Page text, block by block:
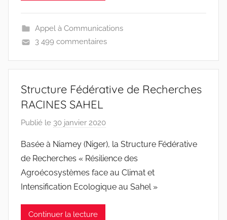
Appel à Communications
3 499 commentaires
Structure Fédérative de Recherches
RACINES SAHEL
Publié le 30 janvier 2020
r
r
a
c
Basée à Niamey (Niger), la Structure Fédérative
de Recherches « Résilience des
Agroécosystèmes face au Climat et
Intensification Ecologique au Sahel »
Continuer la lecture